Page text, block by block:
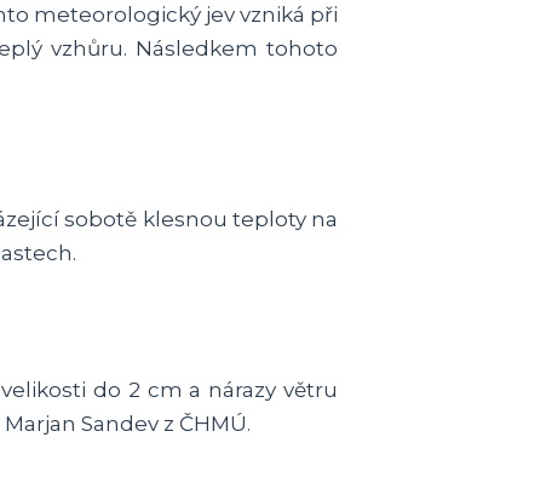
meteorologický jev vzniká při
vzhůru. Následkem tohoto
sobotě klesnou teploty na
do 2 cm a nárazy větru
Sandev z ČHMÚ.